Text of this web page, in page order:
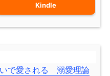
Kindle
で愛される 溺愛理論